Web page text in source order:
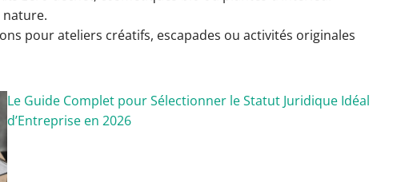
pour ateliers créatifs, escapades ou activités originales
Le Guide Complet pour Sélectionner le Statut Juridique Idéal
d’Entreprise en 2026